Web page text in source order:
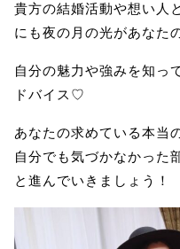
貴方の結婚活動や想い人
にも夜の月の光があなた
自分の魅力や強みを知っ
ドバイス♡
あなたの求めている本当
自分でも気づかなかった
と進んでいきましょう！